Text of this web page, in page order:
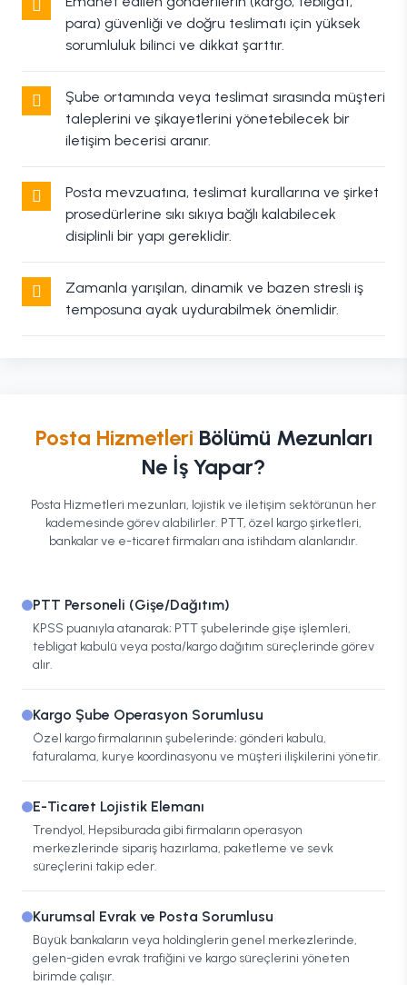
para) güvenliği ve doğru teslimatı için yüksek
sorumluluk bilinci ve dikkat şarttır.
Şube ortamında veya teslimat sırasında müşteri
taleplerini ve şikayetlerini yönetebilecek bir
iletişim becerisi aranır.
Posta mevzuatına, teslimat kurallarına ve şirket
prosedürlerine sıkı sıkıya bağlı kalabilecek
disiplinli bir yapı gereklidir.
Zamanla yarışılan, dinamik ve bazen stresli iş
temposuna ayak uydurabilmek önemlidir.
Posta Hizmetleri Bölümü Mezunları
Ne İş Yapar?
Posta Hizmetleri mezunları, lojistik ve iletişim sektörünün her
kademesinde görev alabilirler. PTT, özel kargo şirketleri,
bankalar ve e-ticaret firmaları ana istihdam alanlarıdır.
PTT Personeli (Gişe/Dağıtım)
KPSS puanıyla atanarak; PTT şubelerinde gişe işlemleri,
tebligat kabulü veya posta/kargo dağıtım süreçlerinde görev
alır.
Kargo Şube Operasyon Sorumlusu
Özel kargo firmalarının şubelerinde; gönderi kabulü,
faturalama, kurye koordinasyonu ve müşteri ilişkilerini yönetir.
E-Ticaret Lojistik Elemanı
Trendyol, Hepsiburada gibi firmaların operasyon
merkezlerinde sipariş hazırlama, paketleme ve sevk
süreçlerini takip eder.
Kurumsal Evrak ve Posta Sorumlusu
Büyük bankaların veya holdinglerin genel merkezlerinde,
gelen-giden evrak trafiğini ve kargo süreçlerini yöneten
birimde çalışır.